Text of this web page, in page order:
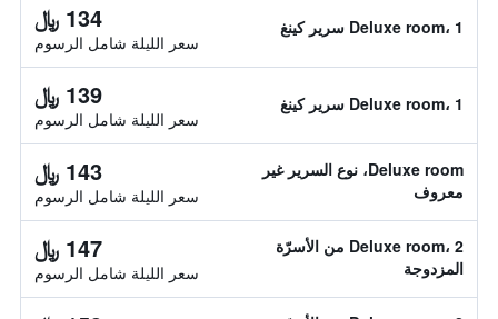
Deluxe room، 1 سرير كينغ 134 ﷼
سعر الليلة شامل الرسوم
Deluxe room، 1 سرير كينغ 139 ﷼
سعر الليلة شامل الرسوم
Deluxe room، نوع السرير غير
معروف
143 ﷼
سعر الليلة شامل الرسوم
Deluxe room، 2 من الأسرّة
المزدوجة
147 ﷼
سعر الليلة شامل الرسوم